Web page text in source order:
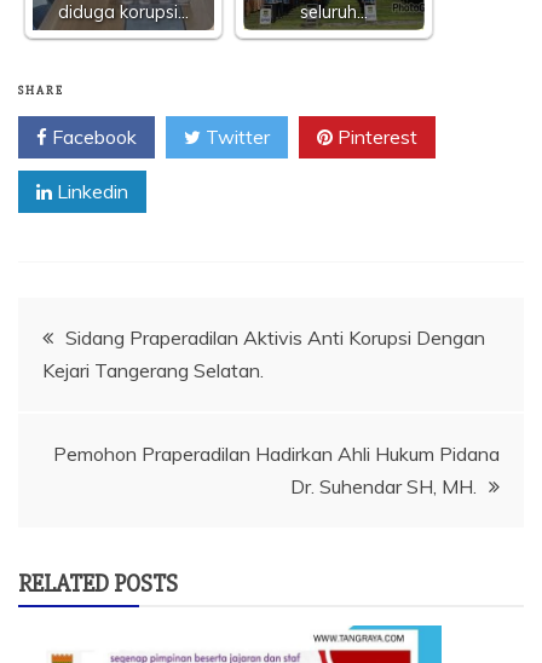
diduga korupsi…
seluruh…
SHARE
Facebook Twitter Pinterest
Linkedin
Navigasi
pos
Sidang Praperadilan Aktivis Anti Korupsi Dengan
Kejari Tangerang Selatan.
Pemohon Praperadilan Hadirkan Ahli Hukum Pidana
Dr. Suhendar SH, MH.
RELATED POSTS